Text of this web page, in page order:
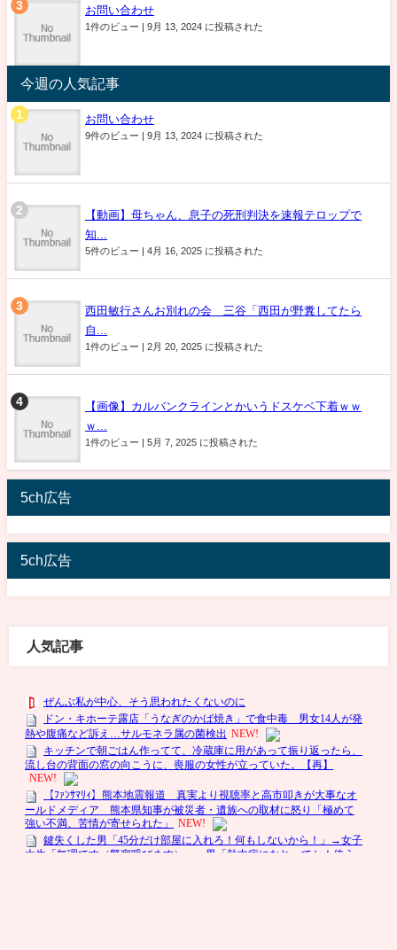
お問い合わせ
1件のビュー | 9月 13, 2024 に投稿された
今週の人気記事
お問い合わせ
9件のビュー | 9月 13, 2024 に投稿された
【動画】母ちゃん、息子の死刑判決を速報テロップで
知...
5件のビュー | 4月 16, 2025 に投稿された
西田敏行さんお別れの会 三谷「西田が野糞してたら
自...
1件のビュー | 2月 20, 2025 に投稿された
【画像】カルバンクラインとかいうドスケベ下着ｗｗ
ｗ...
1件のビュー | 5月 7, 2025 に投稿された
5ch広告
5ch広告
人気記事